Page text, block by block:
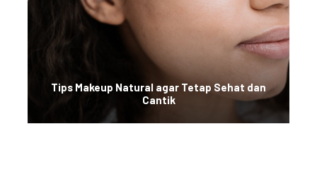
Tips Makeup Natural agar Tetap Sehat dan
Cantik